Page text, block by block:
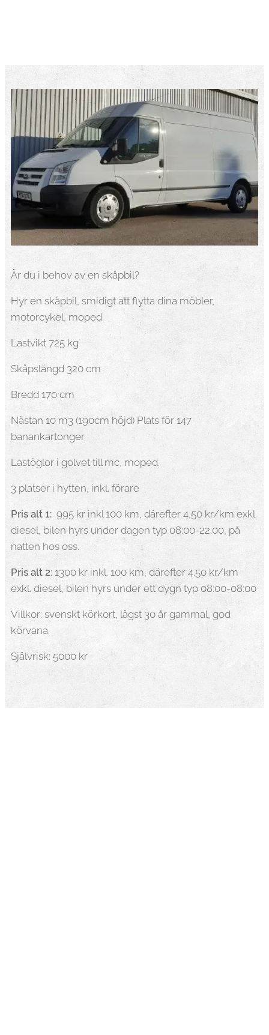
Är du i behov av en skåpbil?
Hyr en skåpbil, smidigt att flytta dina möbler,
motorcykel, moped.
Lastvikt 725 kg
Skåpslängd 320 cm
Bredd 170 cm
Nästan 10 m3 (190cm höjd) Plats för 147
banankartonger
Lastöglor i golvet till mc, moped.
3 platser i hytten, inkl. förare
Pris alt 1: 995 kr inkl 100 km, därefter 4,50 kr/km exkl.
diesel, bilen hyrs under dagen typ 08:00-22:00, på
natten hos oss.
Pris alt 2: 1300 kr inkl. 100 km, därefter 4.50 kr/km
exkl. diesel, bilen hyrs under ett dygn typ 08:00-08:00
Villkor: svenskt körkort, lägst 30 år gammal, god
körvana.
Självrisk: 5000 kr